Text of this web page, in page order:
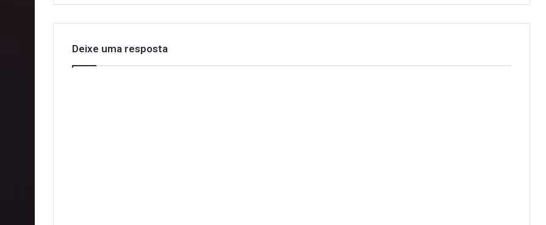
Deixe uma resposta